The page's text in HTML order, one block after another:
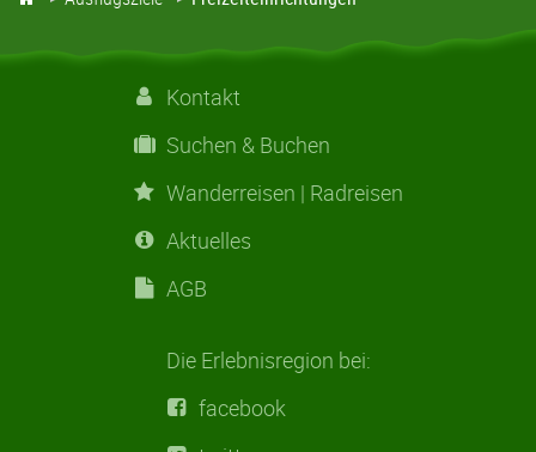
Kontakt
Suchen & Buchen
Wanderreisen | Radreisen
Aktuelles
AGB
Die Erlebnisregion bei:
facebook